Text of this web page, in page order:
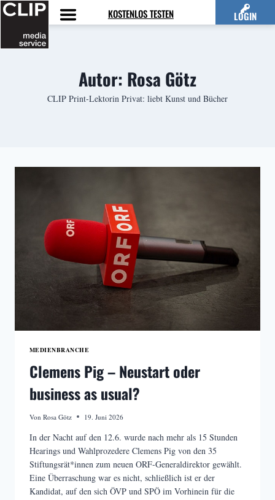
Zum
Inhalt
springen
KOSTENLOS TESTEN LOGIN
Autor: Rosa Götz
CLIP Print-Lektorin Privat: liebt Kunst und Bücher
MEDIENBRANCHE
Clemens Pig – Neustart oder
business as usual?
Von Rosa Götz 19. Juni 2026
In der Nacht auf den 12.6. wurde nach mehr als 15 Stunden
Hearings und Wahlprozedere Clemens Pig von den 35
Stiftungsrät*innen zum neuen ORF-Generaldirektor gewählt.
Eine Überraschung war es nicht, schließlich ist er der
Kandidat, auf den sich ÖVP und SPÖ im Vorhinein für die